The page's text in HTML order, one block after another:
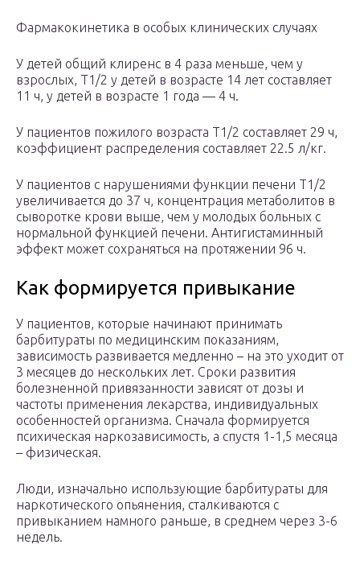
Фармакокинетика в особых клинических случаях
У детей общий клиренс в 4 раза меньше, чем у
взрослых, T1/2 у детей в возрасте 14 лет составляет
11 ч, у детей в возрасте 1 года — 4 ч.
У пациентов пожилого возраста T1/2 составляет 29 ч,
коэффициент распределения составляет 22.5 л/кг.
У пациентов с нарушениями функции печени T1/2
увеличивается до 37 ч, концентрация метаболитов в
сыворотке крови выше, чем у молодых больных с
нормальной функцией печени. Антигистаминный
эффект может сохраняться на протяжении 96 ч.
Как формируется привыкание
У пациентов, которые начинают принимать
барбитураты по медицинским показаниям,
зависимость развивается медленно – на это уходит от
3 месяцев до нескольких лет. Сроки развития
болезненной привязанности зависят от дозы и
частоты применения лекарства, индивидуальных
особенностей организма. Сначала формируется
психическая наркозависимость, а спустя 1-1,5 месяца
– физическая.
Люди, изначально использующие барбитураты для
наркотического опьянения, сталкиваются с
привыканием намного раньше, в среднем через 3-6
недель.